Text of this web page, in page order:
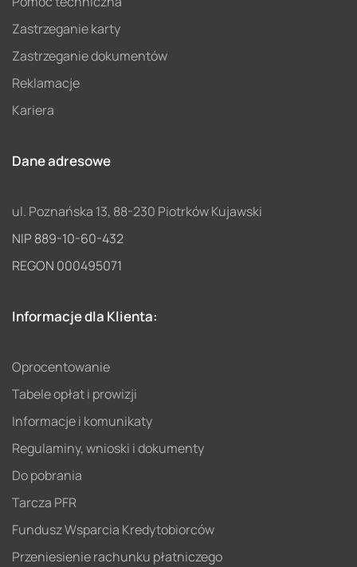
Zastrzeganie karty
Zastrzeganie dokumentów
Reklamacje
Kariera
Dane adresowe
ul. Poznańska 13, 88-230 Piotrków Kujawski
NIP 889-10-60-432
REGON 000495071
Informacje dla Klienta:
Oprocentowanie
Tabele opłat i prowizji
Informacje i komunikaty
Regulaminy, wnioski i dokumenty
Do pobrania
Tarcza PFR
Fundusz Wsparcia Kredytobiorców
Przeniesienie rachunku płatniczego